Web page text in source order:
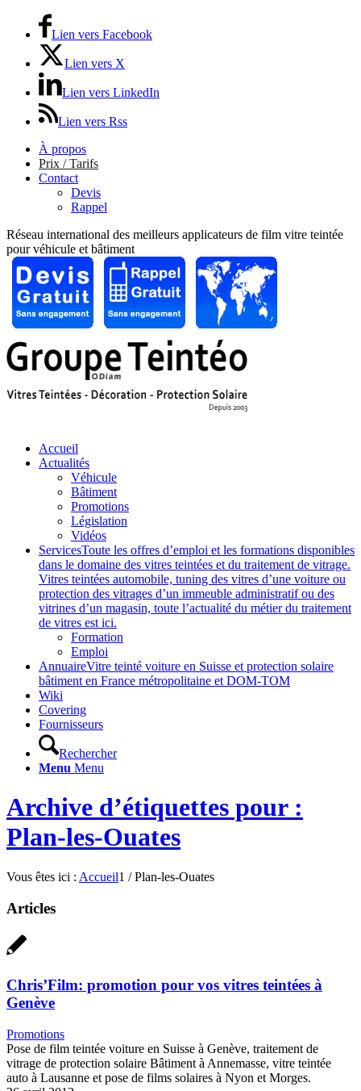
Lien vers Facebook
Lien vers X
Lien vers LinkedIn
Lien vers Rss
À propos
Prix / Tarifs
Contact
Devis
Rappel
Réseau international des meilleurs applicateurs de film vitre teintée
pour véhicule et bâtiment
Accueil
Actualités
Véhicule
Bâtiment
Promotions
Législation
Vidéos
ServicesToute les offres d’emploi et les formations disponibles
dans le domaine des vitres teintées et du traitement de vitrage.
Vitres teintées automobile, tuning des vitres d’une voiture ou
protection des vitrages d’un immeuble administratif ou des
vitrines d’un magasin, toute l’actualité du métier du traitement
de vitres est ici.
Formation
Emploi
AnnuaireVitre teinté voiture en Suisse et protection solaire
bâtiment en France métropolitaine et DOM-TOM
Wiki
Covering
Fournisseurs
Rechercher
Menu Menu
Archive d’étiquettes pour :
Plan-les-Ouates
Vous êtes ici : Accueil1 / Plan-les-Ouates
Articles
Chris’Film: promotion pour vos vitres teintées à
Genève
Promotions
Pose de film teintée voiture en Suisse à Genève, traitement de
vitrage de protection solaire Bâtiment à Annemasse, vitre teintée
auto à Lausanne et pose de films solaires à Nyon et Morges.